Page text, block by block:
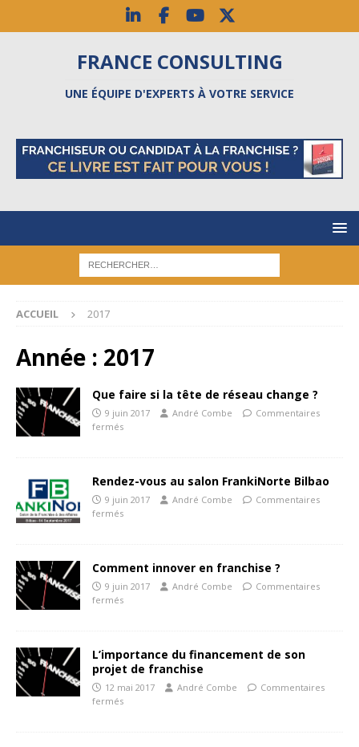
FRANCE CONSULTING
UNE ÉQUIPE D'EXPERTS À VOTRE SERVICE
ACCUEIL 2017
Année : 2017
Que faire si la tête de réseau change ?
9 juin 2017 André Combe
Commentaires
fermés
Rendez-vous au salon FrankiNorte Bilbao
9 juin 2017 André Combe
Commentaires
fermés
Comment innover en franchise ?
9 juin 2017 André Combe
Commentaires
fermés
L’importance du financement de son
projet de franchise
12 mai 2017 André Combe
Commentaires
fermés